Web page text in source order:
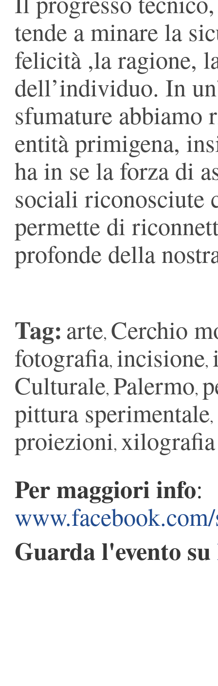
tende a minare la
felicità ,la ragione,
dell’individuo. In
sfumature abbiamo
entità primigena,
ha in se la forza di
sociali riconosciute
permette di
profonde della
Tag: arte, Cerchio
fotografia, incisione,
Culturale, Palermo,
pittura sperimentale,
proiezioni, xilografia
Per maggiori info:
Guarda l'evento su